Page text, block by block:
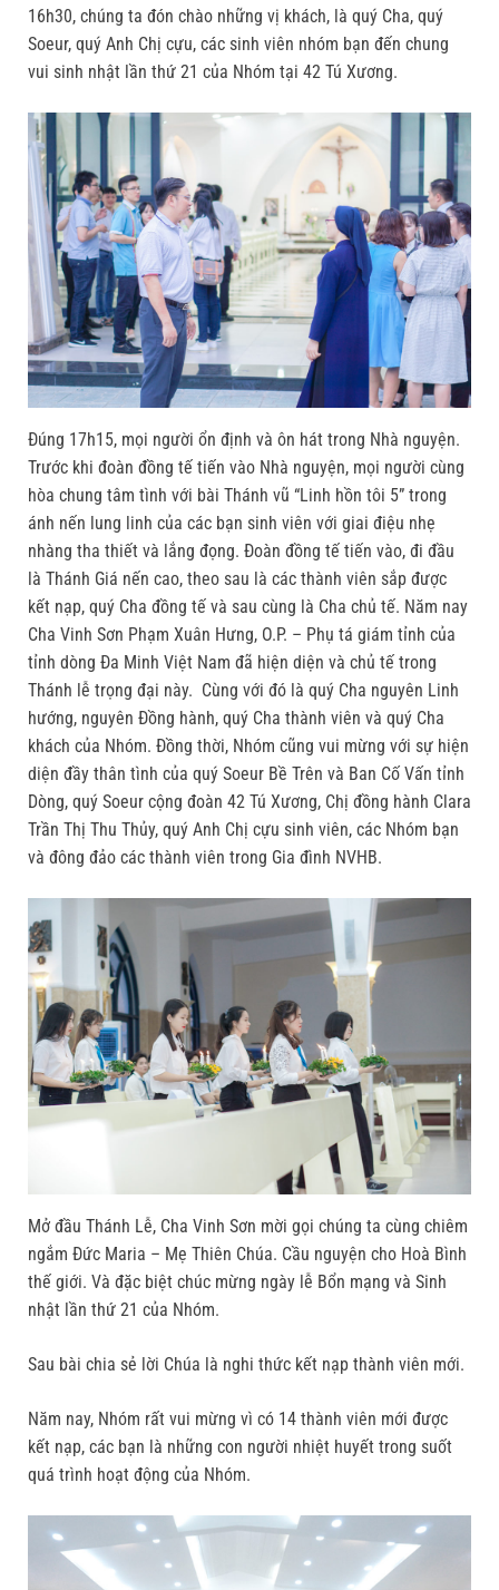
16h30, chúng ta đón chào những vị khách, là quý Cha, quý
Soeur, quý Anh Chị cựu, các sinh viên nhóm bạn đến chung
vui sinh nhật lần thứ 21 của Nhóm tại 42 Tú Xương.
Đúng 17h15, mọi người ổn định và ôn hát trong Nhà nguyện.
Trước khi đoàn đồng tế tiến vào Nhà nguyện, mọi người cùng
hòa chung tâm tình với bài Thánh vũ “Linh hồn tôi 5” trong
ánh nến lung linh của các bạn sinh viên với giai điệu nhẹ
nhàng tha thiết và lắng đọng. Đoàn đồng tế tiến vào, đi đầu
là Thánh Giá nến cao, theo sau là các thành viên sắp được
kết nạp, quý Cha đồng tế và sau cùng là Cha chủ tế. Năm nay
Cha Vinh Sơn Phạm Xuân Hưng, O.P. – Phụ tá giám tỉnh của
tỉnh dòng Đa Minh Việt Nam đã hiện diện và chủ tế trong
Thánh lễ trọng đại này. Cùng với đó là quý Cha nguyên Linh
hướng, nguyên Đồng hành, quý Cha thành viên và quý Cha
khách của Nhóm. Đồng thời, Nhóm cũng vui mừng với sự hiện
diện đầy thân tình của quý Soeur Bề Trên và Ban Cố Vấn tỉnh
Dòng, quý Soeur cộng đoàn 42 Tú Xương, Chị đồng hành Clara
Trần Thị Thu Thủy, quý Anh Chị cựu sinh viên, các Nhóm bạn
và đông đảo các thành viên trong Gia đình NVHB.
Mở đầu Thánh Lễ, Cha Vinh Sơn mời gọi chúng ta cùng chiêm
ngắm Đức Maria – Mẹ Thiên Chúa. Cầu nguyện cho Hoà Bình
thế giới. Và đặc biệt chúc mừng ngày lễ Bổn mạng và Sinh
nhật lần thứ 21 của Nhóm.
Sau bài chia sẻ lời Chúa là nghi thức kết nạp thành viên mới.
Năm nay, Nhóm rất vui mừng vì có 14 thành viên mới được
kết nạp, các bạn là những con người nhiệt huyết trong suốt
quá trình hoạt động của Nhóm.